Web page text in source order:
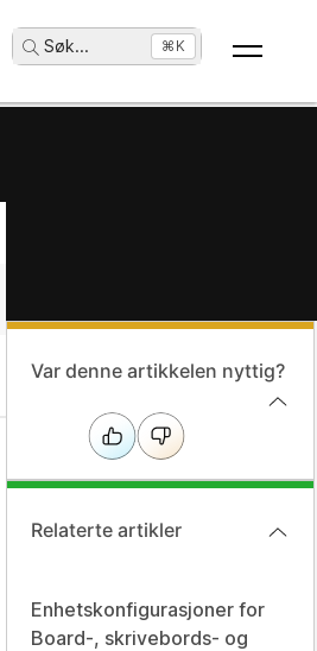
Søk... ⌘K
Var denne artikkelen nyttig?
Relaterte artikler
Enhetskonfigurasjoner for
Board-, skrivebords- og